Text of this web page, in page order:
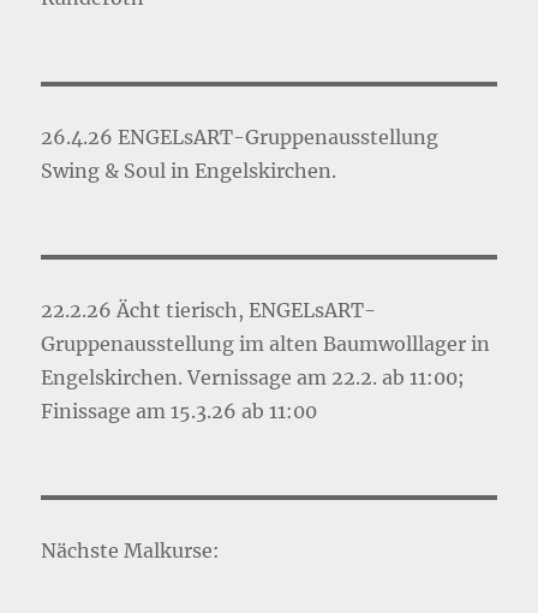
26.4.26 ENGELsART-Gruppenausstellung
Swing & Soul in Engelskirchen.
22.2.26 Ächt tierisch, ENGELsART-
Gruppenausstellung im alten Baumwolllager in
Engelskirchen. Vernissage am 22.2. ab 11:00;
Finissage am 15.3.26 ab 11:00
Nächste Malkurse: